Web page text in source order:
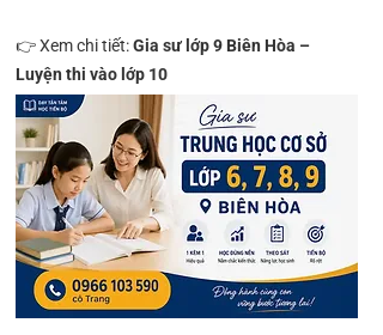
👉 Xem chi tiết:Gia sư lớp 9 Biên Hòa –
Luyện thi vào lớp 10